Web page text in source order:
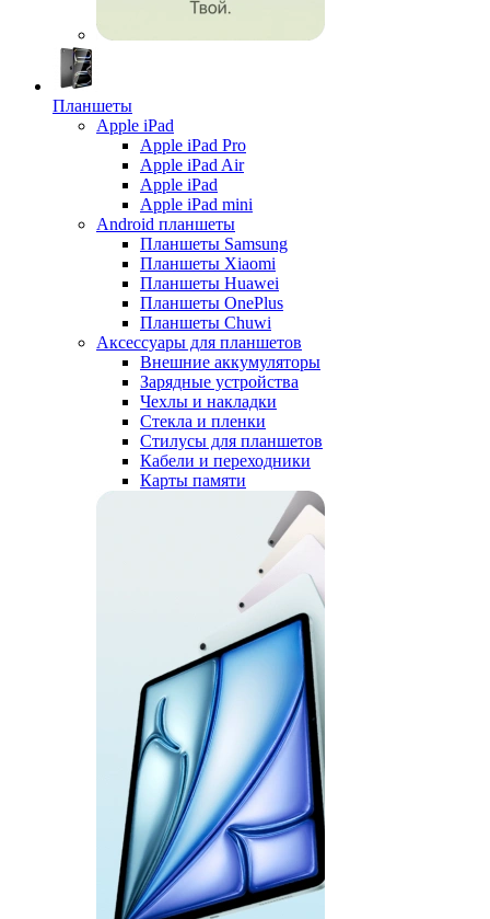
Планшеты
Apple iPad
Apple iPad Pro
Apple iPad Air
Apple iPad
Apple iPad mini
Android планшеты
Планшеты Samsung
Планшеты Xiaomi
Планшеты Huawei
Планшеты OnePlus
Планшеты Chuwi
Аксессуары для планшетов
Внешние аккумуляторы
Зарядные устройства
Чехлы и накладки
Стекла и пленки
Стилусы для планшетов
Кабели и переходники
Карты памяти